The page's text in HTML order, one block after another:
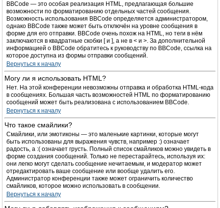
BBCode — это особая реализация HTML, предлагающая большие
возможности по форматированию отдельных частей сообщения.
Возможность использования BBCode определяется администратором,
однако BBCode также может быть отключён на уровне сообщения в
форме для его отправки. BBCode очень похож на HTML, но теги в нём
заключаются в квадратные скобки [ и ], а не в < и >. За дополнительной
информацией о BBCode обратитесь к руководству по BBCode, ссылка на
которое доступна из формы отправки сообщений.
Вернуться к началу
Могу ли я использовать HTML?
Нет. На этой конференции невозможны отправка и обработка HTML-кода
в сообщениях. Большая часть возможностей HTML по форматированию
сообщений может быть реализована с использованием BBCode.
Вернуться к началу
Что такое смайлики?
Смайлики, или эмотиконы — это маленькие картинки, которые могут
быть использованы для выражения чувств, например :) означает
радость, а :( означает грусть. Полный список смайликов можно увидеть в
форме создания сообщений. Только не перестарайтесь, используя их:
они легко могут сделать сообщение нечитаемым, и модератор может
отредактировать ваше сообщение или вообще удалить его.
Администратор конференции также может ограничить количество
смайликов, которое можно использовать в сообщении.
Вернуться к началу